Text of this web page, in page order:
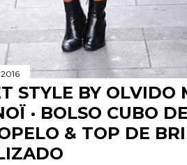
STYLE BY OLVIDO
· BOLSO CUBO DE
& TOP DE